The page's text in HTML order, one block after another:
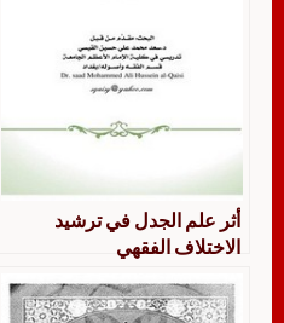
أثر علم الجدل في ترشيد
الاختلاف الفقهي